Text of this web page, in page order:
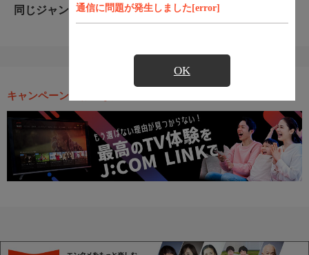
通信に問題が発生しました[error]
OK
同じジャンルのおすすめ番組
キャンペーン・お得な情報